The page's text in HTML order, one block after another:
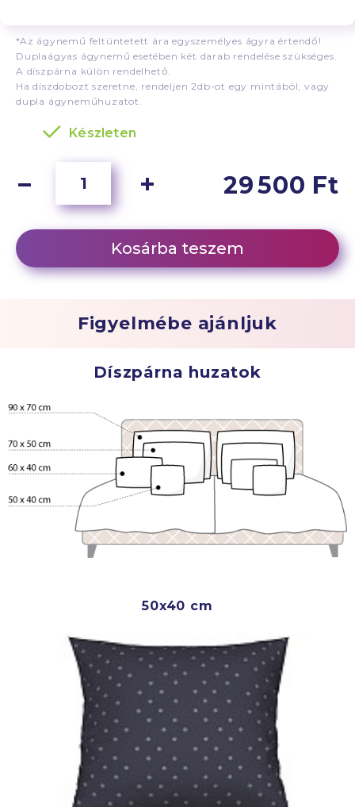
*Az ágynemű feltüntetett ára egyszemélyes ágyra értendő!
Duplaágyas ágynemű esetében két darab rendelése szükséges.
A díszpárna külön rendelhető.
Ha díszdobozt szeretne, rendeljen 2db-ot egy mintából, vagy
dupla ágyneműhuzatot.
Készleten
29 500 Ft
Kosárba teszem
Figyelmébe ajánljuk
Díszpárna huzatok
50x40 cm